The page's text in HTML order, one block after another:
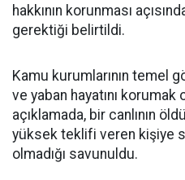
hakkının korunması
gerektiği belirtildi.
Kamu kurumlarının temel
ve yaban hayatını
açıklamada, bir canlının
yüksek teklifi veren kişiye
olmadığı savunuldu.